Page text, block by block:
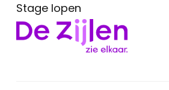
Stage lopen